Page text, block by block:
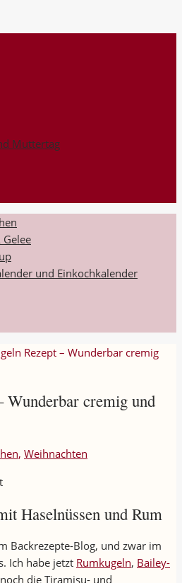
Muttertag
und Einkochkalender
Rezept – Wunderbar cremig
Wunderbar cremig und
, Weihnachten
Haselnüssen und Rum
Backrezepte-Blog, und zwar im
Ich habe jetzt Rumkugeln, Bailey-
die Tiramisu- und